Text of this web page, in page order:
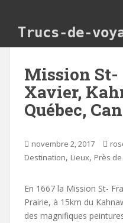
Trucs-de-
Mission St-
Xavier,
Québec,
novembre 2, 2017
Destination, Lieux, Près
En 1667 la Mission St-
Prairie, à 15km du
des magnifiques